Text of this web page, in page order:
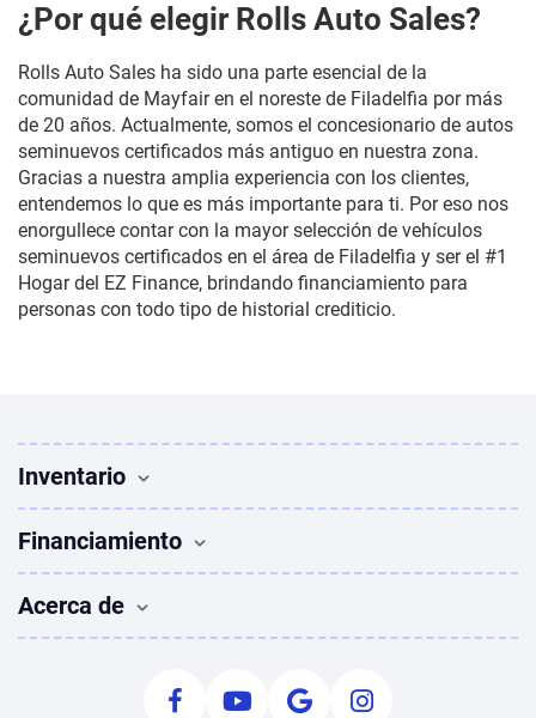
¿Por qué elegir Rolls Auto Sales?
Rolls Auto Sales ha sido una parte esencial de la
comunidad de Mayfair en el noreste de Filadelfia por más
de 20 años. Actualmente, somos el concesionario de autos
seminuevos certificados más antiguo en nuestra zona.
Gracias a nuestra amplia experiencia con los clientes,
entendemos lo que es más importante para ti. Por eso nos
enorgullece contar con la mayor selección de vehículos
seminuevos certificados en el área de Filadelfia y ser el #1
Hogar del EZ Finance, brindando financiamiento para
personas con todo tipo de historial crediticio.
Inventario
Vehículos Usados
Buscar vehículos
Sedanes en venta
SUVs en venta
Coupes en venta
Financiamiento
Financiamiento
Solicitar financiamiento
Calculadora de pagos
Acerca de
Déjanos una reseña